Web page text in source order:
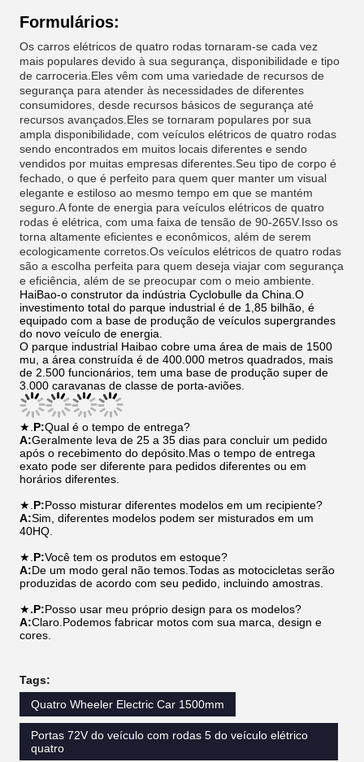
Formulários:
Os carros elétricos de quatro rodas tornaram-se cada vez
mais populares devido à sua segurança, disponibilidade e tipo
de carroceria.Eles vêm com uma variedade de recursos de
segurança para atender às necessidades de diferentes
consumidores, desde recursos básicos de segurança até
recursos avançados.Eles se tornaram populares por sua
ampla disponibilidade, com veículos elétricos de quatro rodas
sendo encontrados em muitos locais diferentes e sendo
vendidos por muitas empresas diferentes.Seu tipo de corpo é
fechado, o que é perfeito para quem quer manter um visual
elegante e estiloso ao mesmo tempo em que se mantém
seguro.A fonte de energia para veículos elétricos de quatro
rodas é elétrica, com uma faixa de tensão de 90-265V.Isso os
torna altamente eficientes e econômicos, além de serem
ecologicamente corretos.Os veículos elétricos de quatro rodas
são a escolha perfeita para quem deseja viajar com segurança
e eficiência, além de se preocupar com o meio ambiente.
HaiBao-o construtor da indústria Cyclobulle da China.O
investimento total do parque industrial é de 1,85 bilhão, é
equipado com a base de produção de veículos supergrandes
do novo veículo de energia.
O parque industrial Haibao cobre uma área de mais de 1500
mu, a área construída é de 400.000 metros quadrados, mais
de 2.500 funcionários, tem uma base de produção super de
3.000 caravanas de classe de porta-aviões.
★. P:Qual é o tempo de entrega?
A:Geralmente leva de 25 a 35 dias para concluir um pedido
após o recebimento do depósito.Mas o tempo de entrega
exato pode ser diferente para pedidos diferentes ou em
horários diferentes.
★. P:Posso misturar diferentes modelos em um recipiente?
A:Sim, diferentes modelos podem ser misturados em um
40HQ.
★. P:Você tem os produtos em estoque?
A:De um modo geral não temos.Todas as motocicletas serão
produzidas de acordo com seu pedido, incluindo amostras.
★.P:Posso usar meu próprio design para os modelos?
A:Claro.Podemos fabricar motos com sua marca, design e
cores.
Tags:
Quatro Wheeler Electric Car 1500mm
Portas 72V do veículo com rodas 5 do veículo elétrico
quatro